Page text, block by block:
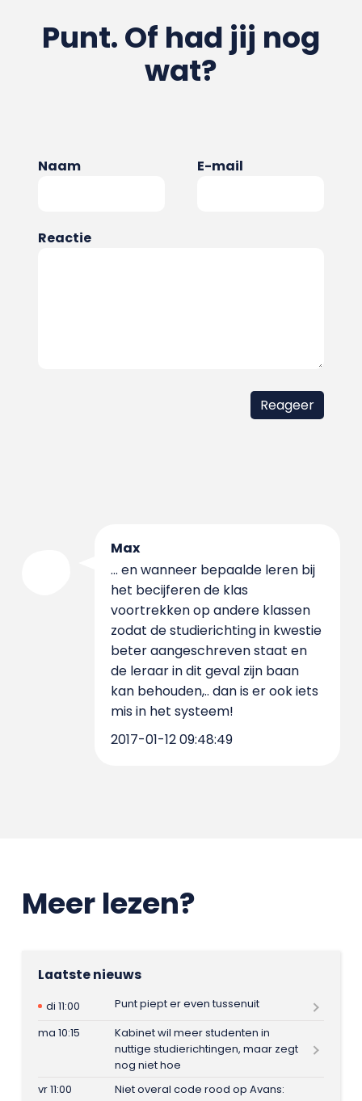
Punt. Of had jij nog
wat?
Naam E-mail
Reactie
Max
... en wanneer bepaalde leren bij
het becijferen de klas
voortrekken op andere klassen
zodat de studierichting in kwestie
beter aangeschreven staat en
de leraar in dit geval zijn baan
kan behouden,.. dan is er ook iets
mis in het systeem!
2017-01-12 09:48:49
Meer lezen?
Laatste nieuws
di 11:00
Punt piept er even tussenuit
ma 10:15
Kabinet wil meer studenten in
nuttige studierichtingen, maar zegt
nog niet hoe
vr 11:00
Niet overal code rood op Avans: